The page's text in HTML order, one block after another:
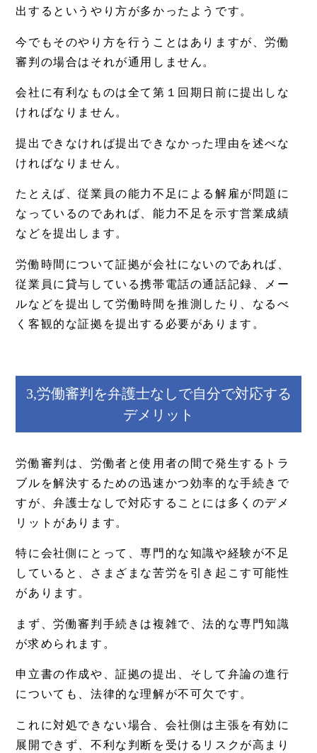
出するというやり方が多かったようです。
今でもそのやり方を行うことはありますが、労働
審判の場合はそれが通用しません。
会社に有利なものは全て第１回期日前に提出しな
ければなりません。
提出できなければ提出できなかった理由を述べな
ければなりません。
たとえば、従業員の能力不足による解雇が問題に
なっているのであれば、能力不足を示す営業成績
などを提出します。
労働時間について証拠が会社にないのであれば、
従業員に貸与している携帯電話の通話記録、メー
ルなどを提出して労働時間を推測したり、なるべ
く客観的な証拠を提出する必要があります。
3,労働審判を弁護士なしで自分で対応する
デメリット
労働審判は、労働者と使用者の間で発生するトラ
ブルを解決するための迅速かつ効率的な手続きで
すが、弁護士なしで対応することには多くのデメ
リットがあります。
特に会社側にとって、専門的な知識や経験が不足
していると、さまざまな苦労を引き起こす可能性
があります。
まず、労働審判手続きは複雑で、法的な専門知識
が求められます。
申立書の作成や、証拠の提出、そして弁論の進行
についても、法律的な理解が不可欠です。
これに対処できない場合、会社側は主張を有効に
展開できず、不利な判断を受けるリスクが高まり